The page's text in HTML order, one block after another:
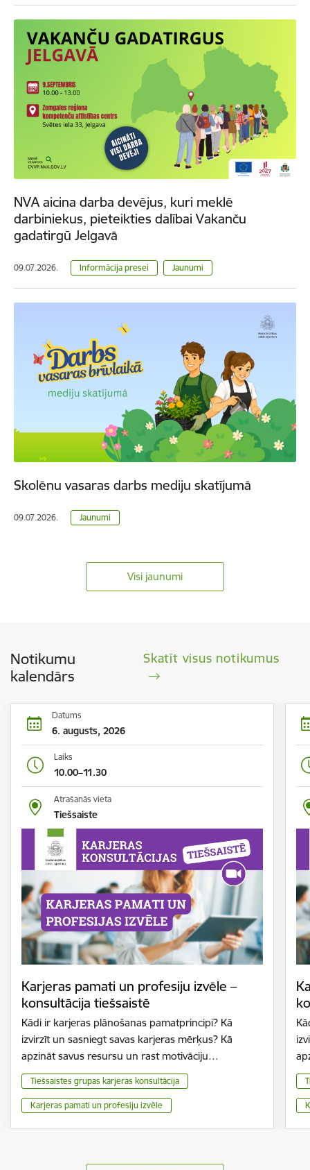
NVA aicina darba devējus, kuri meklē
darbiniekus, pieteikties dalībai Vakanču
gadatirgū Jelgavā
09.07.2026. Informācija presei Jaunumi
Skolēnu vasaras darbs mediju skatījumā
09.07.2026. Jaunumi
Visi jaunumi
Notikumu
kalendārs
Skatīt visus notikumus
Datums
6. augusts, 2026
Laiks
10.00–11.30
Atrašanās vieta
Tiešsaiste
Karjeras pamati un profesiju izvēle –
konsultācija tiešsaistē
Kādi ir karjeras plānošanas pamatprincipi? Kā
izvirzīt un sasniegt savas karjeras mērķus? Kā
apzināt savus resursu un rast motivāciju…
Tiešsaistes grupas karjeras konsultācija
Karjeras pamati un profesiju izvēle